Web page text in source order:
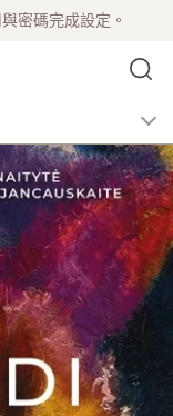
密碼完成設定。